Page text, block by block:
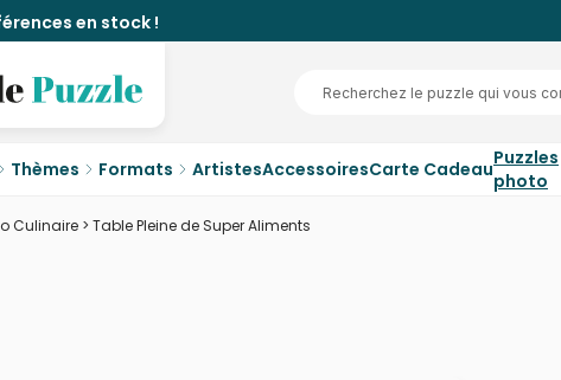
en stock !
Thèmes Formats ArtistesAccessoiresCarte CadeauPuzzles
photo
Culinaire > Table Pleine de Super Aliments